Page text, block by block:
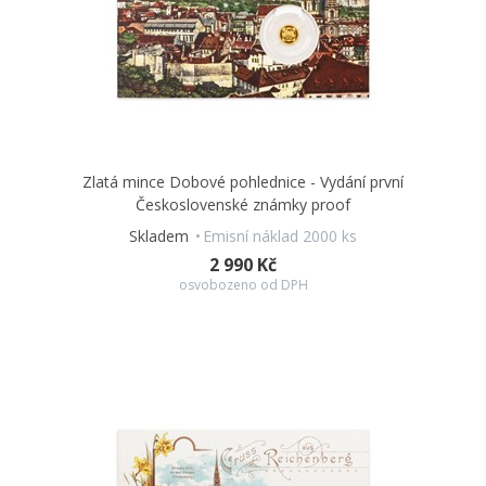
Blistr
Ano
Zlatá mince Dobové pohlednice - Vydání první
Československé známky proof
Skladem
Emisní náklad 2000 ks
2 990 Kč
osvobozeno od DPH